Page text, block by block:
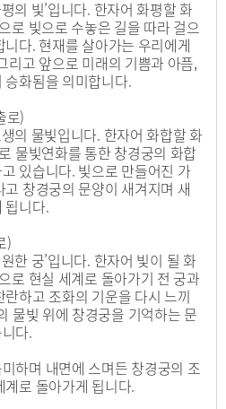
의 빛’입니다. 한자어 화평할 화
로 빛으로 수놓은 길을 따라 걸으
다. 현재를 살아가는 우리에게
리고 앞으로 미래의 기쁨과 아픔,
화됨을 의미합니다.
로)
의 물빛입니다. 한자어 화합할 화
물빛연화를 통한 창경궁의 화합
있습니다. 빛으로 만들어진 가
창경궁의 문양이 새겨지며 새
됩니다.
)
한 궁’입니다. 한자어 빛이 될 화
로 현실 세계로 돌아가기 전 궁과
하고 조화의 기운을 다시 느끼
물빛 위에 창경궁을 기억하는 문
다.
하며 내면에 스며든 창경궁의 조
로 돌아가게 됩니다.